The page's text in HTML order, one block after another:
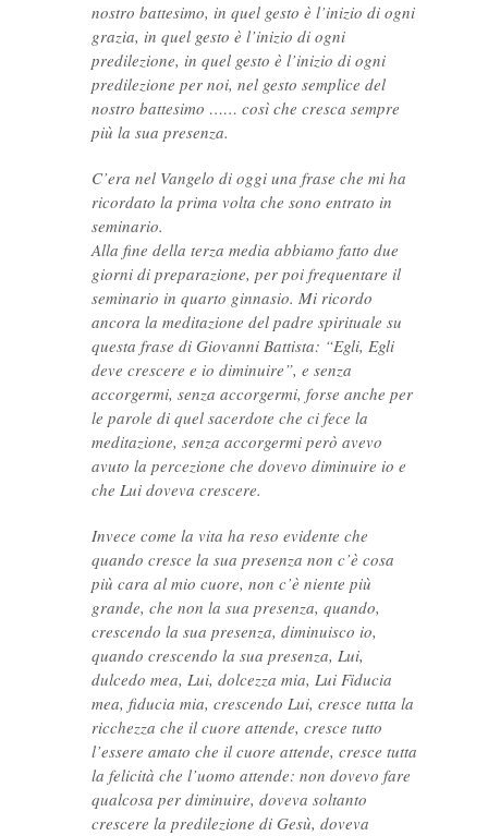
nostro battesimo, in quel gesto è l’inizio di ogni
grazia, in quel gesto è l’inizio di ogni
predilezione, in quel gesto è l’inizio di ogni
predilezione per noi, nel gesto semplice del
nostro battesimo …… così che cresca sempre
più la sua presenza.
C’era nel Vangelo di oggi una frase che mi ha
ricordato la prima volta che sono entrato in
seminario.
Alla fine della terza media abbiamo fatto due
giorni di preparazione, per poi frequentare il
seminario in quarto ginnasio. Mi ricordo
ancora la meditazione del padre spirituale su
questa frase di Giovanni Battista: “Egli, Egli
deve crescere e io diminuire”, e senza
accorgermi, senza accorgermi, forse anche per
le parole di quel sacerdote che ci fece la
meditazione, senza accorgermi però avevo
avuto la percezione che dovevo diminuire io e
che Lui doveva crescere.
Invece come la vita ha reso evidente che
quando cresce la sua presenza non c’è cosa
più cara al mio cuore, non c’è niente più
grande, che non la sua presenza, quando,
crescendo la sua presenza, diminuisco io,
quando crescendo la sua presenza, Lui,
dulcedo mea, Lui, dolcezza mia, Lui Fiducia
mea, fiducia mia, crescendo Lui, cresce tutta la
ricchezza che il cuore attende, cresce tutto
l’essere amato che il cuore attende, cresce tutta
la felicità che l’uomo attende: non dovevo fare
qualcosa per diminuire, doveva soltanto
crescere la predilezione di Gesù, doveva